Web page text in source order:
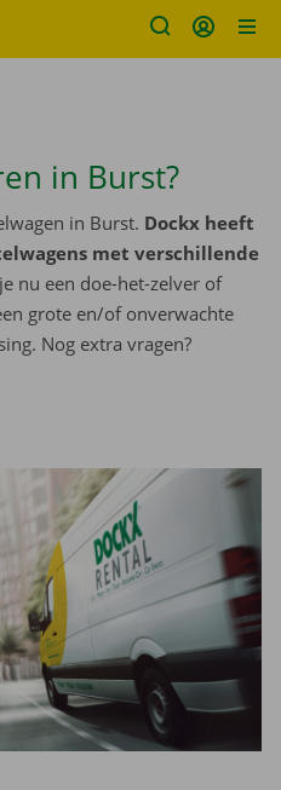
in Burst?
in Burst. Dockx heeft
met verschillende
nu een doe-het-zelver of
grote en/of onverwachte
Nog extra vragen?